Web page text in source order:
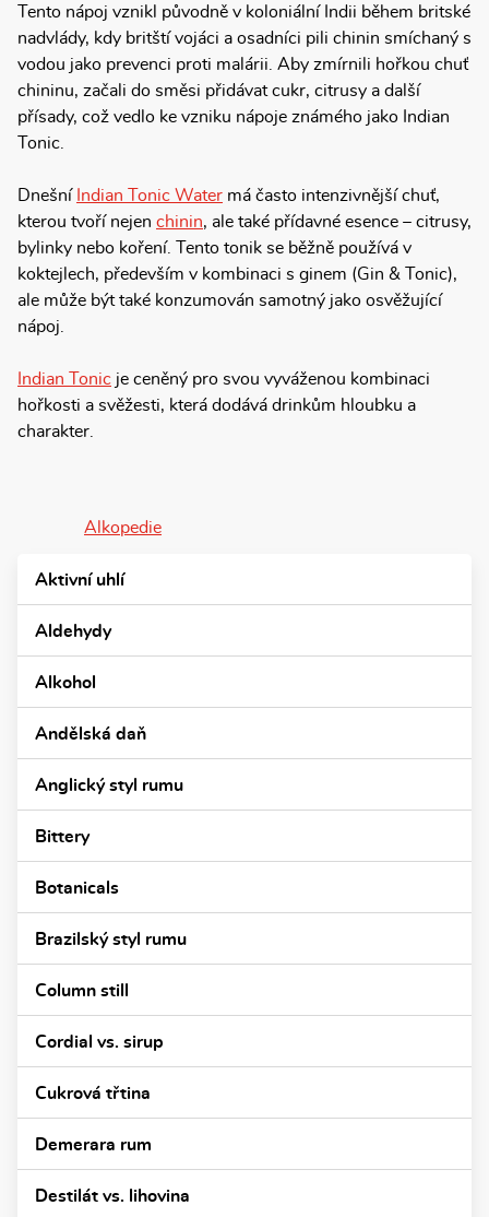
Tento nápoj vznikl původně v koloniální Indii během britské
nadvlády, kdy britští vojáci a osadníci pili chinin smíchaný s
vodou jako prevenci proti malárii. Aby zmírnili hořkou chuť
chininu, začali do směsi přidávat cukr, citrusy a další
přísady, což vedlo ke vzniku nápoje známého jako Indian
Tonic.
Dnešní Indian Tonic Water má často intenzivnější chuť,
kterou tvoří nejen chinin, ale také přídavné esence – citrusy,
bylinky nebo koření. Tento tonik se běžně používá v
koktejlech, především v kombinaci s ginem (Gin & Tonic),
ale může být také konzumován samotný jako osvěžující
nápoj.
Indian Tonic je ceněný pro svou vyváženou kombinaci
hořkosti a svěžesti, která dodává drinkům hloubku a
charakter.
Alkopedie
Aktivní uhlí
Aldehydy
Alkohol
Andělská daň
Anglický styl rumu
Bittery
Botanicals
Brazilský styl rumu
Column still
Cordial vs. sirup
Cukrová třtina
Demerara rum
Destilát vs. lihovina